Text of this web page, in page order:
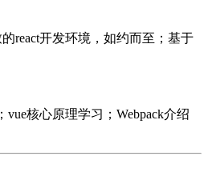
react开发环境，如约而至；基于
核心原理学习；Webpack介绍